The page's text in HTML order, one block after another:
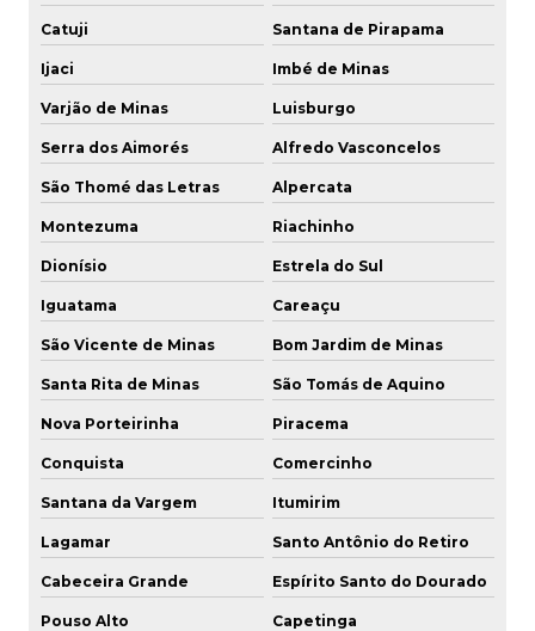
Catuji Santana de Pirapama
Ijaci Imbé de Minas
Varjão de Minas Luisburgo
Serra dos Aimorés Alfredo Vasconcelos
São Thomé das Letras Alpercata
Montezuma Riachinho
Dionísio Estrela do Sul
Iguatama Careaçu
São Vicente de Minas Bom Jardim de Minas
Santa Rita de Minas São Tomás de Aquino
Nova Porteirinha Piracema
Conquista Comercinho
Santana da Vargem Itumirim
Lagamar Santo Antônio do Retiro
Cabeceira Grande Espírito Santo do Dourado
Pouso Alto Capetinga